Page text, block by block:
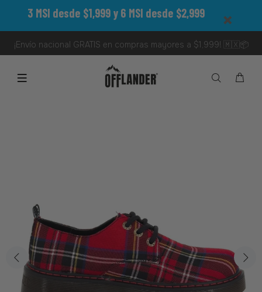
3 MSI desde $1,999 y 6 MSI desde $2,999
¡Envío nacional GRATIS en compras mayores a $1,999! 🇲🇽📦